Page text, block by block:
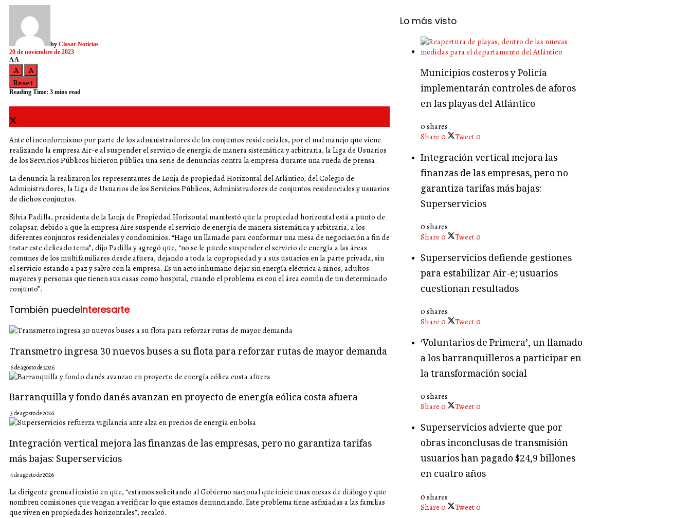
by Clasar Noticias
20 de noviembre de 2023
AA
A
A
Reset
Reading Time: 3 mins read
Ante el inconformismo por parte de los administradores de los conjuntos residenciales, por el mal manejo que viene
realizando la empresa Air-e al suspender el servicio de energía de manera sistemática y arbitraria, la Liga de Usuarios
de los Servicios Públicos hicieron pública una serie de denuncias contra la empresa durante una rueda de prensa.
La denuncia la realizaron los representantes de Lonja de propiedad Horizontal del Atlántico, del Colegio de
Administradores, la Liga de Usuarios de los Servicios Públicos, Administradores de conjuntos residenciales y usuarios
de dichos conjuntos.
Silvia Padilla, presidenta de la Lonja de Propiedad Horizontal manifestó que la propiedad horizontal está a punto de
colapsar, debido a que la empresa Aire suspende el servicio de energía de manera sistemática y arbitraria, a los
diferentes conjuntos residenciales y condominios. “Hago un llamado para conformar una mesa de negociación a fin de
tratar este delicado tema”, dijo Padilla y agregó que, “no se le puede suspender el servicio de energía a las áreas
comunes de los multifamiliares desde afuera, dejando a toda la copropiedad y a sus usuarios en la parte privada, sin
el servicio estando a paz y salvo con la empresa. Es un acto inhumano dejar sin energía eléctrica a niños, adultos
mayores y personas que tienen sus casas como hospital, cuando el problema es con el área común de un determinado
conjunto”.
También puedeInteresarte
Transmetro ingresa 30 nuevos buses a su flota para reforzar rutas de mayor demanda
6 de agosto de 2026
Barranquilla y fondo danés avanzan en proyecto de energía eólica costa afuera
5 de agosto de 2026
Integración vertical mejora las finanzas de las empresas, pero no garantiza tarifas
más bajas: Superservicios
4 de agosto de 2026
La dirigente gremial insistió en que, “estamos solicitando al Gobierno nacional que inicie unas mesas de diálogo y que
nombren comisiones que vengan a verificar lo que estamos denunciando. Este problema tiene asfixiadas a las familias
que viven en propiedades horizontales”, recalcó.
Lo más visto
Municipios costeros y Policía
implementarán controles de aforos
en las playas del Atlántico
0 shares
Share 0 Tweet0
Integración vertical mejora las
finanzas de las empresas, pero no
garantiza tarifas más bajas:
Superservicios
0 shares
Share 0 Tweet0
Superservicios defiende gestiones
para estabilizar Air-e; usuarios
cuestionan resultados
0 shares
Share 0 Tweet0
‘Voluntarios de Primera’, un llamado
a los barranquilleros a participar en
la transformación social
0 shares
Share 0 Tweet0
Superservicios advierte que por
obras inconclusas de transmisión
usuarios han pagado $24,9 billones
en cuatro años
0 shares
Share 0 Tweet0